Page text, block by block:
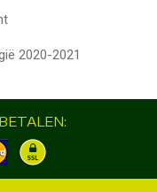
2020-2021